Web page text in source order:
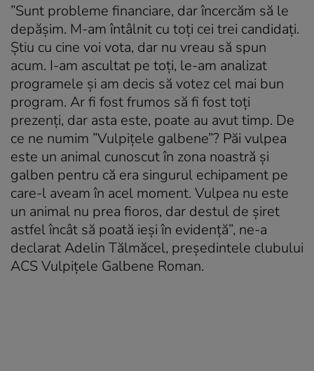
”Sunt probleme financiare, dar încercăm să le
depășim. M-am întâlnit cu toți cei trei candidați.
Știu cu cine voi vota, dar nu vreau să spun
acum. I-am ascultat pe toți, le-am analizat
programele și am decis să votez cel mai bun
program. Ar fi fost frumos să fi fost toți
prezenți, dar asta este, poate au avut timp. De
ce ne numim ”Vulpițele galbene”? Păi vulpea
este un animal cunoscut în zona noastră și
galben pentru că era singurul echipament pe
care-l aveam în acel moment. Vulpea nu este
un animal nu prea fioros, dar destul de șiret
astfel încât să poată ieși în evidență”, ne-a
declarat Adelin Tălmăcel, președintele clubului
ACS Vulpițele Galbene Roman.